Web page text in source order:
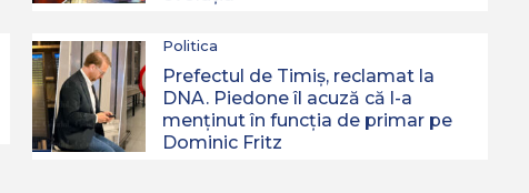
Politica
Prefectul de Timiș, reclamat la
DNA. Piedone îl acuză că l-a
menținut în funcția de primar pe
Dominic Fritz